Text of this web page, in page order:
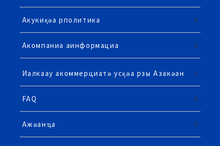
Акукиқәа рполитика
Акомпаниа аинформациа
Иалкаау акоммерциатә усқәа рзы Азакәан
FAQ
Ажәанҵа